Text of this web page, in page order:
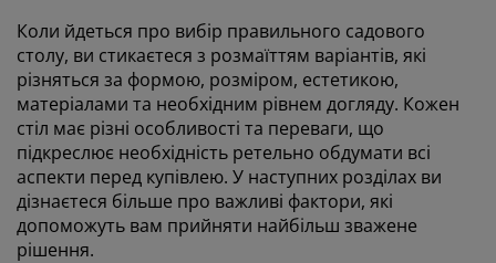
Коли йдеться про вибір правильного садового
столу, ви стикаєтеся з розмаїттям варіантів, які
різняться за формою, розміром, естетикою,
матеріалами та необхідним рівнем догляду. Кожен
стіл має різні особливості та переваги, що
підкреслює необхідність ретельно обдумати всі
аспекти перед купівлею. У наступних розділах ви
дізнаєтеся більше про важливі фактори, які
допоможуть вам прийняти найбільш зважене
рішення.